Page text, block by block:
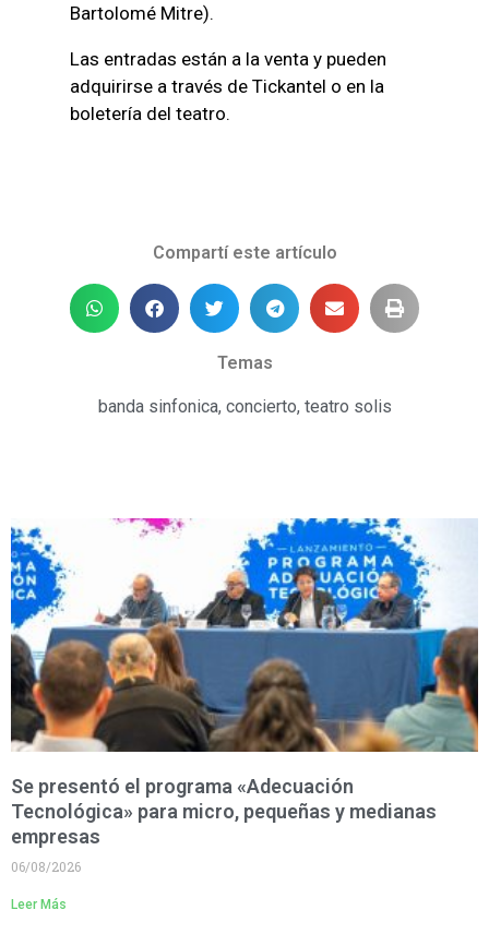
Bartolomé Mitre).
Las entradas están a la venta y pueden
adquirirse a través de Tickantel o en la
boletería del teatro.
Compartí este artículo
Temas
banda sinfonica, concierto, teatro solis
Se presentó el programa «Adecuación
Tecnológica» para micro, pequeñas y medianas
empresas
06/08/2026
Leer Más